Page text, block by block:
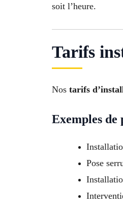
soit l’heure.
Tarifs
Nos tarifs
Exemples
Pose